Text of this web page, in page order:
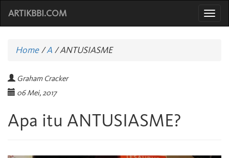
ARTIKBBI.COM
Home/A /ANTUSIASME
Graham Cracker
06 Mei, 2017
Apa itu ANTUSIASME?